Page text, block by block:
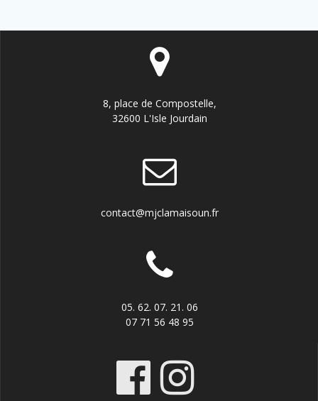
8, place de Compostelle,
32600 L'Isle Jourdain
contact@mjclamaisoun.fr
05. 62. 07. 21. 06
07 71 56 48 95